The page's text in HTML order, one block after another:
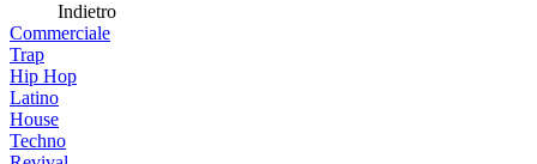
Indietro
Commerciale
Trap
Hip Hop
Latino
House
Techno